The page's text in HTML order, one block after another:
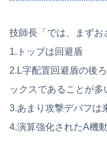
技師長「では、まずお
1.トップは回避盾
2.L字配置回避盾の後
ックスであることが多
3.あまり攻撃デバフは
4.演算強化されたA機